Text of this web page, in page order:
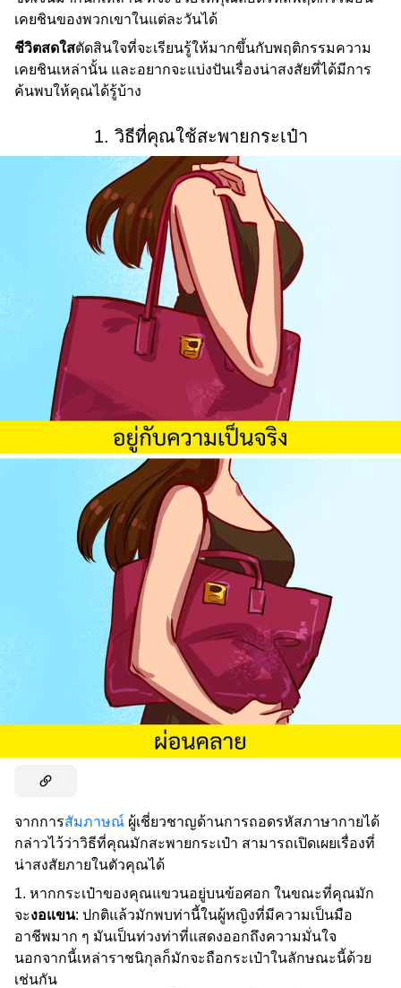
เคยชินของพวกเขาในแต่ละวันได้
ชีวิตสดใสตัดสินใจที่จะเรียนรู้ให้มากขึ้นกับพฤติกรรมความ
เคยชินเหล่านั้น และอยากจะแบ่งปันเรื่องน่าสงสัยที่ได้มีการ
ค้นพบให้คุณได้รู้บ้าง
1. วิธีที่คุณใช้สะพายกระเป๋า
จากการสัมภาษณ์ ผู้เชี่ยวชาญด้านการถอดรหัสภาษากายได้
กล่าวไว้ว่าวิธีที่คุณมักสะพายกระเป๋า สามารถเปิดเผยเรื่องที่
น่าสงสัยภายในตัวคุณได้
หากกระเป๋าของคุณแขวนอยู่บนข้อศอก ในขณะที่คุณมัก
จะงอแขน: ปกติแล้วมักพบท่านี้ในผู้หญิงที่มีความเป็นมือ
อาชีพมาก ๆ มันเป็นท่วงท่าที่แสดงออกถึงความมั่นใจ
นอกจากนี้เหล่าราชนิกุลก็มักจะถือกระเป๋าในลักษณะนี้ด้วย
เช่นกัน